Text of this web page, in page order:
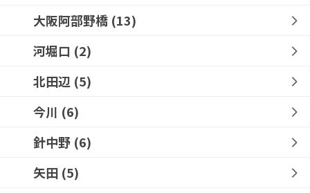
大阪阿部野橋 (13)
河堀口 (2)
北田辺 (5)
今川 (6)
針中野 (6)
矢田 (5)